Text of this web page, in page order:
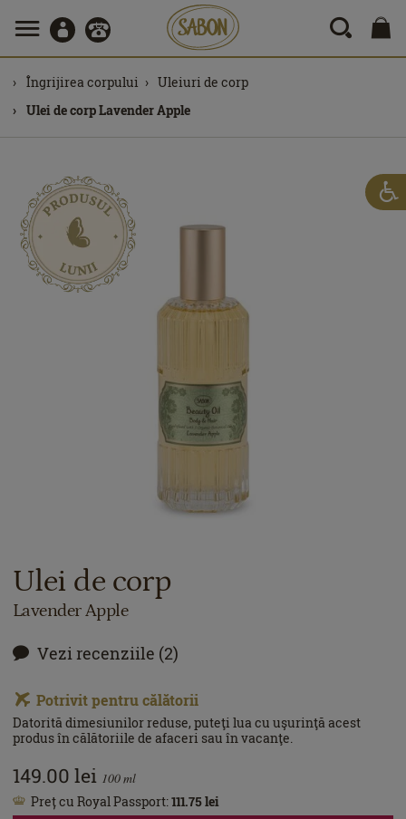
Îngrijirea corpului
Uleiuri de corp
Ulei de corp Lavender Apple
Ulei de corp
Lavender Apple
Vezi recenziile (2)
Potrivit pentru călătorii
Datorită dimesiunilor reduse, puteţi lua cu uşurinţă acest
produs în călătoriile de afaceri sau în vacanţe.
149.00 lei 100ml
Preț cu Royal Passport:111.75lei